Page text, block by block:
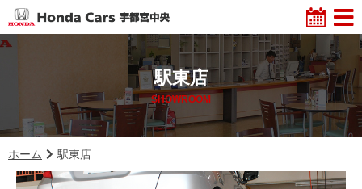
駅東店
SHOWROOM
ホーム 駅東店